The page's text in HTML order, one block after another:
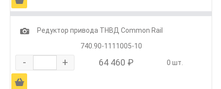
1
Редуктор привода ТНВД Common Rail
740.90-1111005-10
- + 64 460 ₽ 0 шт.
Ä